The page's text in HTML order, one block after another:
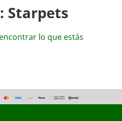
Starpets
lo que estás